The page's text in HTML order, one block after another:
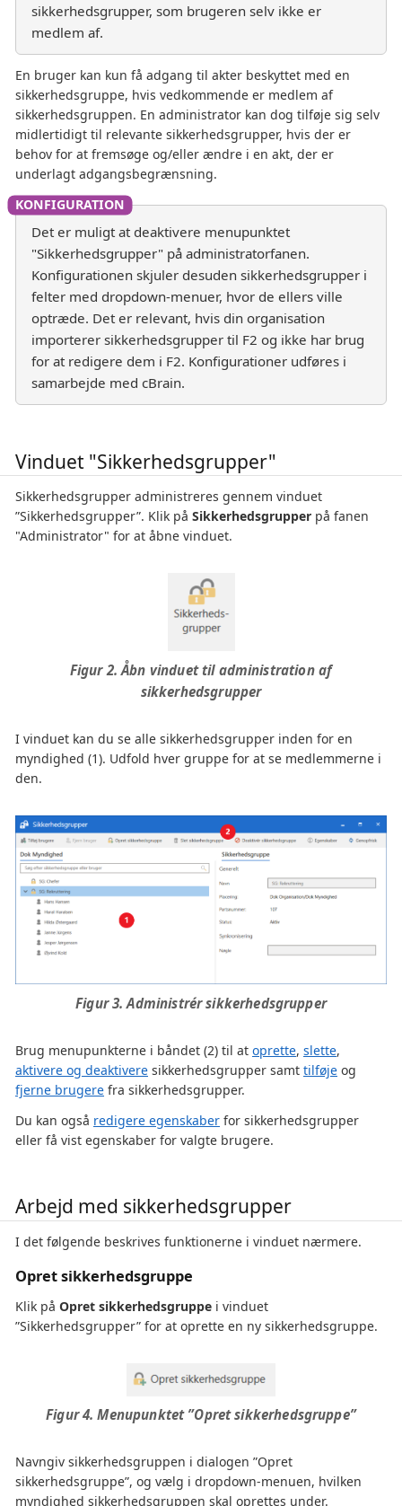
sikkerhedsgrupper, som brugeren selv ikke er
medlem af.
En bruger kan kun få adgang til akter beskyttet med en
sikkerhedsgruppe, hvis vedkommende er medlem af
sikkerhedsgruppen. En administrator kan dog tilføje sig selv
midlertidigt til relevante sikkerhedsgrupper, hvis der er
behov for at fremsøge og/eller ændre i en akt, der er
underlagt adgangsbegrænsning.
Det er muligt at deaktivere menupunktet
"Sikkerhedsgrupper" på administratorfanen.
Konfigurationen skjuler desuden sikkerhedsgrupper i
felter med dropdown-menuer, hvor de ellers ville
optræde. Det er relevant, hvis din organisation
importerer sikkerhedsgrupper til F2 og ikke har brug
for at redigere dem i F2. Konfigurationer udføres i
samarbejde med cBrain.
Vinduet "Sikkerhedsgrupper"
Sikkerhedsgrupper administreres gennem vinduet
”Sikkerhedsgrupper”. Klik på Sikkerhedsgrupper på fanen
"Administrator" for at åbne vinduet.
Figur 2. Åbn vinduet til administration af
sikkerhedsgrupper
I vinduet kan du se alle sikkerhedsgrupper inden for en
myndighed (1). Udfold hver gruppe for at se medlemmerne i
den.
Figur 3. Administrér sikkerhedsgrupper
Brug menupunkterne i båndet (2) til at oprette, slette,
aktivere og deaktivere sikkerhedsgrupper samt tilføje og
fjerne brugere fra sikkerhedsgrupper.
Du kan også redigere egenskaber for sikkerhedsgrupper
eller få vist egenskaber for valgte brugere.
Arbejd med sikkerhedsgrupper
I det følgende beskrives funktionerne i vinduet nærmere.
Opret sikkerhedsgruppe
Klik på Opret sikkerhedsgruppe i vinduet
”Sikkerhedsgrupper” for at oprette en ny sikkerhedsgruppe.
Figur 4. Menupunktet ”Opret sikkerhedsgruppe”
Navngiv sikkerhedsgruppen i dialogen ”Opret
sikkerhedsgruppe”, og vælg i dropdown-menuen, hvilken
myndighed sikkerhedsgruppen skal oprettes under.